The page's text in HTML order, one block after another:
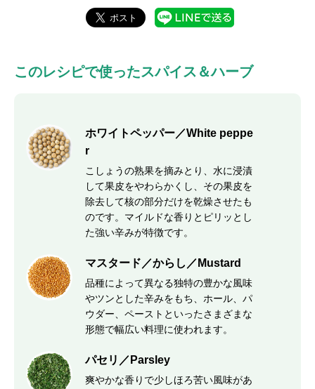
このレシピで使ったスパイス＆ハーブ
ホワイトペッパー／White peppe
r
こしょうの熟果を摘みとり、水に浸漬
して果皮をやわらかくし、その果皮を
除去して核の部分だけを乾燥させたも
のです。マイルドな香りとピリッとし
た強い辛みが特徴です。
マスタード／からし／Mustard
品種によって異なる独特の豊かな風味
やツンとした辛みをもち、ホール、パ
ウダー、ペーストといったさまざまな
形態で幅広い料理に使われます。
パセリ／Parsley
爽やかな香りで少しほろ苦い風味があ